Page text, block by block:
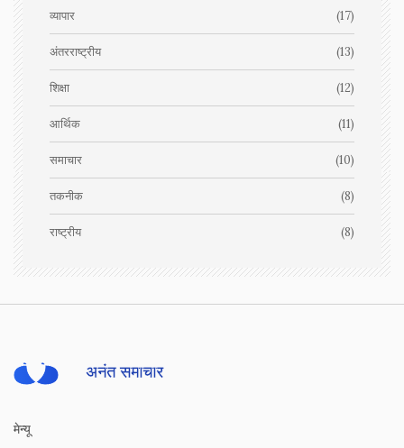
व्यापार (17)
अंतरराष्ट्रीय (13)
शिक्षा (12)
आर्थिक (11)
समाचार (10)
तकनीक (8)
राष्ट्रीय (8)
मेन्यू